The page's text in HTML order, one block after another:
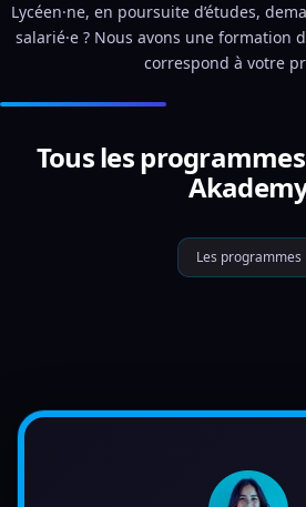
Lycéen·ne, en poursuite d’études,
salarié·e ? Nous avons une formation
correspond à votre
Tous les
Les programmes